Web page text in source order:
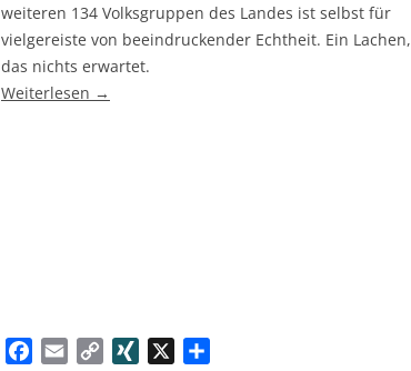
weiteren 134 Volksgruppen des Landes ist selbst für
vielgereiste von beeindruckender Echtheit. Ein Lachen,
das nichts erwartet.
Weiterlesen →